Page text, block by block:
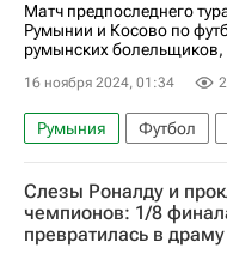
Матч предпоследнего
Румынии и Косово по
румынских болельщиков,
16 ноября 2024, 01:34
Румыния Футбол
Лига наций УЕФА. Лига
Болельщики
Слезы Роналду и
чемпионов: 1/8
превратилась в драму